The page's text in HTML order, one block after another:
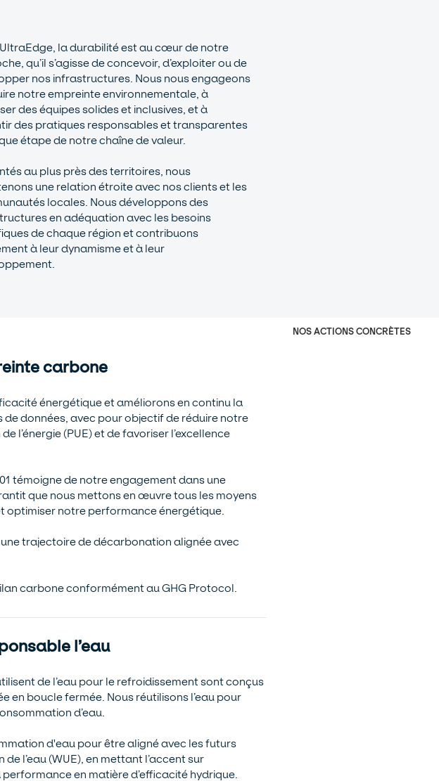
la durabilité est au cœur de notre
qu’il s’agisse de concevoir, d’exploiter ou de
nos infrastructures. Nous nous engageons
notre empreinte environnementale, à
des équipes solides et inclusives, et à
des pratiques responsables et transparentes
étape de notre chaîne de valeur.
au plus près des territoires, nous
une relation étroite avec nos clients et les
locales. Nous développons des
en adéquation avec les besoins
de chaque région et contribuons
à leur dynamisme et à leur
NOS ACTIONS CONCRÈTES
carbone
énergétique et améliorons en continu la
données, avec pour objectif de réduire notre
l’énergie (PUE) et de favoriser l’excellence
témoigne de notre engagement dans une
que nous mettons en œuvre tous les moyens
optimiser notre performance énergétique.
trajectoire de décarbonation alignée avec
carbone conformément au GHG Protocol.
l’eau
de l’eau pour le refroidissement sont conçus
en boucle fermée. Nous réutilisons l’eau pour
d’eau.
d'eau pour être aligné avec les futurs
de l’eau (WUE), en mettant l’accent sur
en matière d’efficacité hydrique.